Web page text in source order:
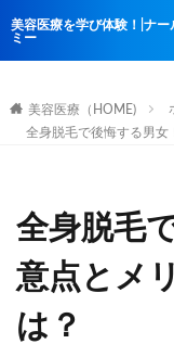
美容医療を学び体験！|ナ
ミー
美容医療（HOME)
全身脱毛で後悔する男女
全身脱毛
意点とメ
は？